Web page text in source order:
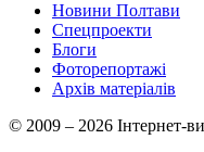
Новини Полтави
Спецпроекти
Блоги
Фоторепортажі
Архів матеріалів
© 2009 – 2026 Інтернет-